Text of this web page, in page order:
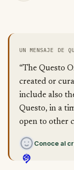
UN MENSAJE DE
“The Questo
created or
include also
Questo, in a
open to other
Conoce al